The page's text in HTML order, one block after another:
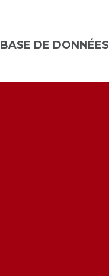
BASE DE DONNÉES